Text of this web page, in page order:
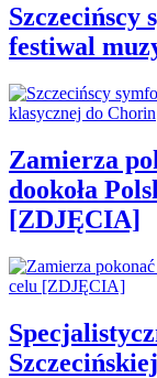
Szczecińscy
festiwal
Zamierza
dookoła
[ZDJĘCIA]